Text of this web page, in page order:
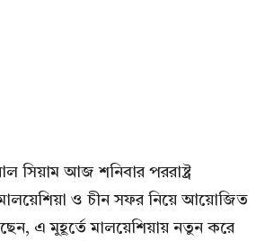
সিয়াম আজ শনিবার পররাষ্ট্র
মালয়েশিয়া ও চীন সফর নিয়ে আয়োজিত
এ মুহূর্তে মালয়েশিয়ায় নতুন করে